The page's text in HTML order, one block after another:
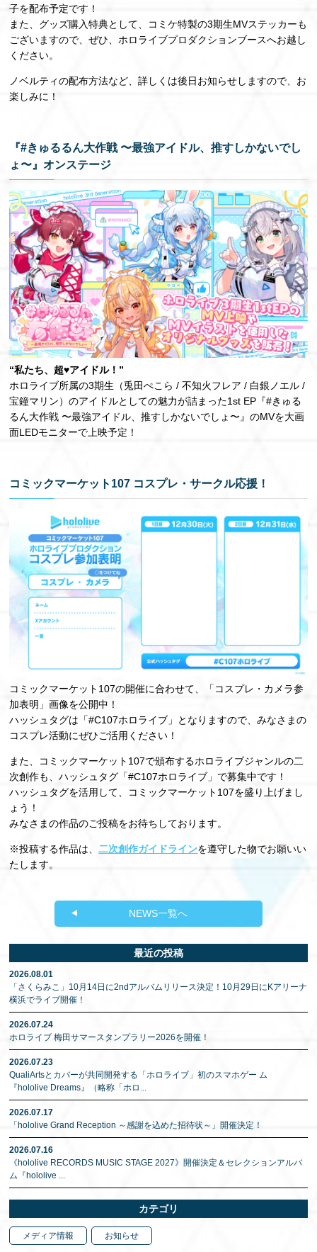
子を配布予定です！
また、グッズ購入特典として、コミケ特製の3期生MVステッカーも
ございますので、ぜひ、ホロライブプロダクションブースへお越し
ください。
ノベルティの配布方法など、詳しくは後日お知らせしますので、お
楽しみに！
『#きゅるるん大作戦 〜最強アイドル、推すしかないでし
ょ〜』オンステージ
“私たち、超♥アイドル！”
ホロライブ所属の3期生（兎田ぺこら / 不知火フレア / 白銀ノエル /
宝鐘マリン）のアイドルとしての魅力が詰まった1st EP『#きゅる
るん大作戦 〜最強アイドル、推すしかないでしょ〜』のMVを大画
面LEDモニターで上映予定！
コミックマーケット107 コスプレ・サークル応援！
コミックマーケット107の開催に合わせて、「コスプレ・カメラ参
加表明」画像を公開中！
ハッシュタグは「#C107ホロライブ」となりますので、みなさまの
コスプレ活動にぜひご活用ください！
また、コミックマーケット107で頒布するホロライブジャンルの二
次創作も、ハッシュタグ「#C107ホロライブ」で募集中です！
ハッシュタグを活用して、コミックマーケット107を盛り上げまし
ょう！
みなさまの作品のご投稿をお待ちしております。
※投稿する作品は、二次創作ガイドラインを遵守した物でお願いい
たします。
NEWS一覧へ
最近の投稿
2026.08.01
「さくらみこ」10月14日に2ndアルバムリリース決定！10月29日にKアリーナ
横浜でライブ開催！
2026.07.24
ホロライブ 梅田サマースタンプラリー2026を開催！
2026.07.23
QualiArtsとカバーが共同開発する「ホロライブ」初のスマホゲー ム
『hololive Dreams』（略称「ホロ ...
2026.07.17
「hololive Grand Reception ～感謝を込めた招待状～」開催決定！
2026.07.16
《hololive RECORDS MUSIC STAGE 2027》開催決定＆セレクションアルバ
ム『hololive ...
カテゴリ
メディア情報 お知らせ